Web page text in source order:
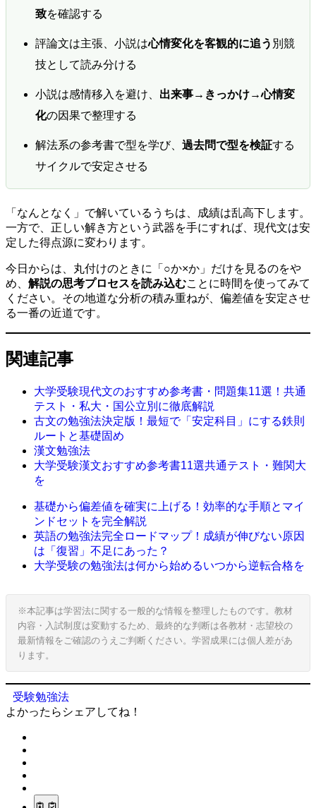
致を確認する
評論文は主張、小説は心情変化を客観的に追う 別競
技として読み分ける
小説は感情移入を避け、 出来事→きっかけ→心情変
化の因果で整理する
解法系の参考書で型を学び、 過去問で型を検証する
サイクルで安定させる
「なんとなく」で解いているうちは、成績は乱高下します。
一方で、正しい解き方という武器を手にすれば、現代文は安
定した得点源に変わります。
今日からは、丸付けのときに「○か×か」だけを見るのをや
め、 解説の思考プロセスを読み込むことに時間を使ってみて
ください。その地道な分析の積み重ねが、偏差値を安定させ
る一番の近道です。
関連記事
大学受験現代文のおすすめ参考書・問題集11選！共通
テスト・私大・国公立別に徹底解説
古文の勉強法決定版！最短で「安定科目」にする鉄則
ルートと基礎固め
漢文勉強法
大学受験漢文おすすめ参考書11選共通テスト・難関大
を
基礎から偏差値を確実に上げる！効率的な手順とマイ
ンドセットを完全解説
英語の勉強法完全ロードマップ！成績が伸びない原因
は「復習」不足にあった？
大学受験の勉強法は何から始めるいつから逆転合格を
※本記事は学習法に関する一般的な情報を整理したものです。教材
内容・入試制度は変動するため、最終的な判断は各教材・志望校の
最新情報をご確認のうえご判断ください。学習成果には個人差があ
ります。
受験勉強法
よかったらシェアしてね！